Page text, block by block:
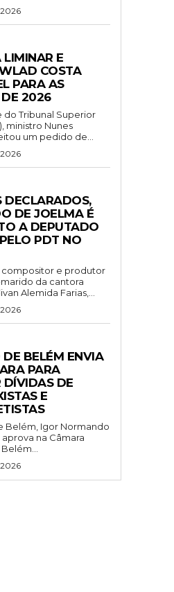
LIMINAR E
COSTA
PARA AS
DE 2026
do Tribunal Superior
ministro Nunes
um pedido de...
DECLARADOS,
DE JOELMA É
A DEPUTADO
PDT NO
compositor e produtor
da cantora
Alemida Farias,...
DE BELÉM ENVIA
PARA
DÍVIDAS DE
E
Belém, Igor Normando
aprova na Câmara